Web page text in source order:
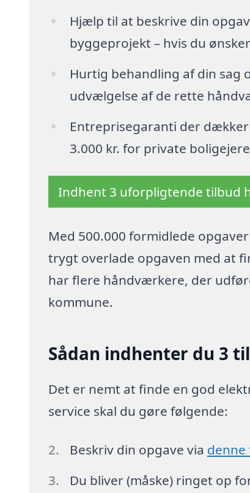
Hjælp til at beskrive din
byggeprojekt – hvis du
Hurtig behandling af din sag
udvælgelse af de rette
Entreprisegaranti der
3.000 kr. for private boligejere
Indhent 3 uforpligtende tilbud
Med 500.000 formidlede
trygt overlade opgaven med at
har flere håndværkere, der
kommune.
Sådan indhenter du 3
Det er nemt at finde en god
service skal du gøre følgende:
Beskriv din opgave via
Du bliver (måske) ringet op